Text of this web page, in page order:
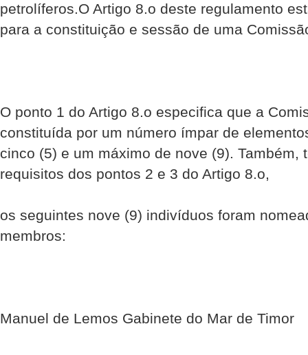
petrolíferos.O Artigo 8.o deste regulamento
para a constituição e sessão de uma
O ponto 1 do Artigo 8.o especifica que a
constituída por um número ímpar de
cinco (5) e um máximo de nove (9). Também,
requisitos dos pontos 2 e 3 do Artigo 8.o,
os seguintes nove (9) indivíduos foram
membros:
Manuel de Lemos Gabinete do Mar de Timor